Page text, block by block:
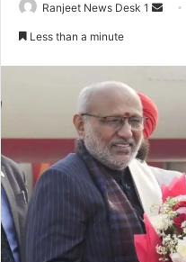
Ranjeet News Desk 1
e
m
a
i
l
Less than a minute